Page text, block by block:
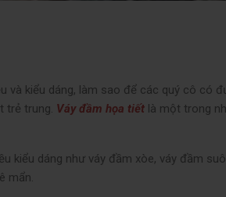
và kiểu dáng, làm sao để các quý cô có
trẻ trung. Váy đầm họa tiết là một trong
kiểu dáng như váy đầm xòe, váy đầm
mẩn.